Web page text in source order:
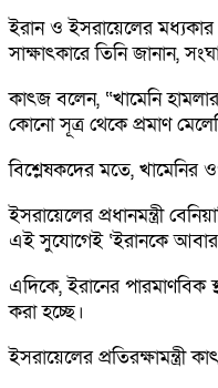
ইরান ও ইসরায়েলের
সাক্ষাৎকারে তিনি জানান,
কাৎজ বলেন, “খামেনি
কোনো সূত্র থেকে প্রমাণ
বিশ্লেষকদের মতে,
ইসরায়েলের প্রধানমন্ত্রী
এই সুযোগেই ‘ইরানকে আবার
এদিকে, ইরানের পারমাণবিক
করা হচ্ছে।
ইসরায়েলের প্রতিরক্ষামন্ত্রী